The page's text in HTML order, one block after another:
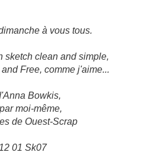
à vous tous.
sketch clean and simple,
Free, comme j'aime...
Bowkis,
moi-même,
de Ouest-Scrap